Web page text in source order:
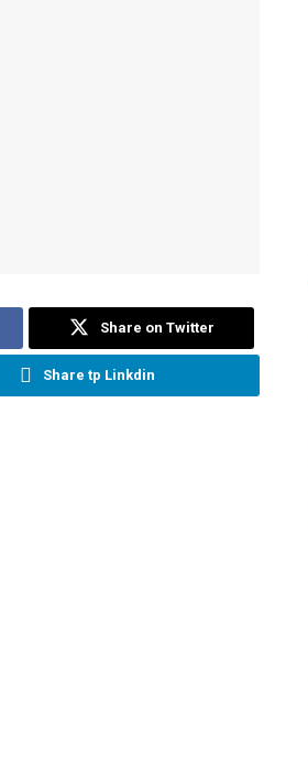
Share on Twitter
Share tp Linkdin